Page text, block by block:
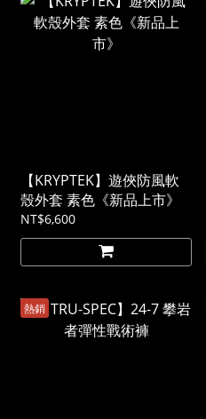
【KRYPTEK】遊俠防風軟
殼外套 素色《新品上市》
NT$6,600
熱銷